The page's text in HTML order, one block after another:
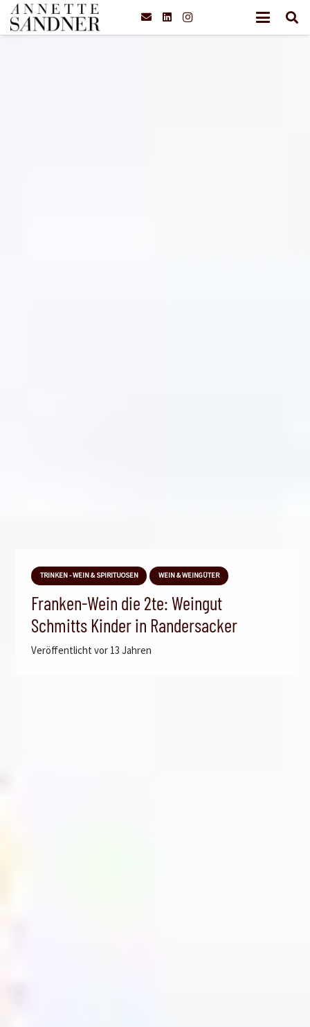
TRINKEN - WEIN & SPIRITUOSEN WEIN & WEINGÜTER
Franken-Wein die 2te: Weingut
Schmitts Kinder in Randersacker
Veröffentlicht vor 13 Jahren